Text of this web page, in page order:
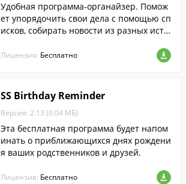
Удобная программа-органайзер. Помож
ет упорядочить свои дела с помощью сп
исков, собирать новости из разных исто
овыми файлами.
Лицензия: Бесплатно
SS Birthday Reminder
Версия: 2.13 (0.04 МБ)
Эта бесплатная программа будет напом
инать о приближающихся днях рождени
я ваших родственников и друзей.
Лицензия: Бесплатно